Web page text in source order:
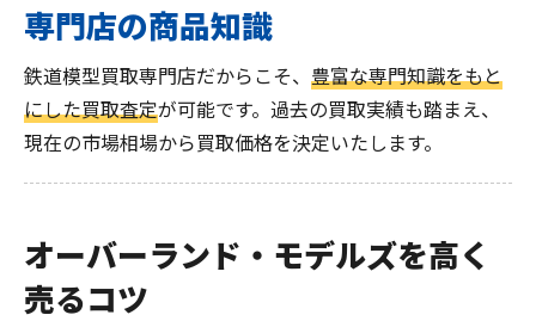
専門店の商品知識
鉄道模型買取専門店だからこそ、 豊富な専門知識をもと
にした買取査定が可能です。過去の買取実績も踏まえ、
現在の市場相場から買取価格を決定いたします。
オーバーランド・モデルズを高く
売るコツ